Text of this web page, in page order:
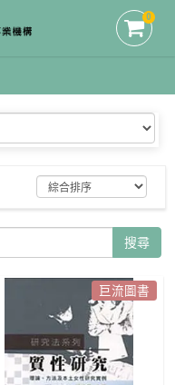
0
搜尋
巨流圖書